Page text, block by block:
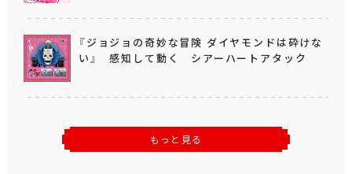
『ジョジョの奇妙な冒険 ダイヤモンドは砕けな
い』 感知して動く シアーハートアタック
もっと見る